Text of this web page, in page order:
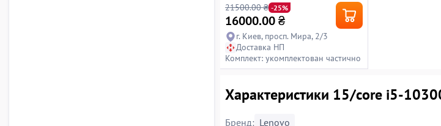
21500.00 ₴ -25%
16000.00₴
г. Киев, просп. Мира, 2/3
Доставка НП
Комплект: укомплектован частично
Характеристики 15/core i5-
Бренд: Lenovo